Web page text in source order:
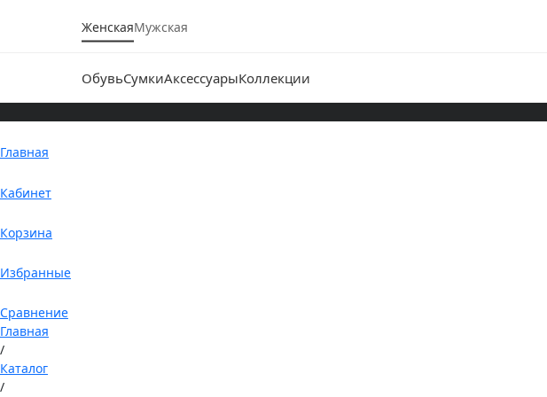
ЖенскаяМужская
ОбувьСумкиАксессуарыКоллекции
Главная
Кабинет
Корзина
Избранные
Сравнение
Главная
/
Каталог
/